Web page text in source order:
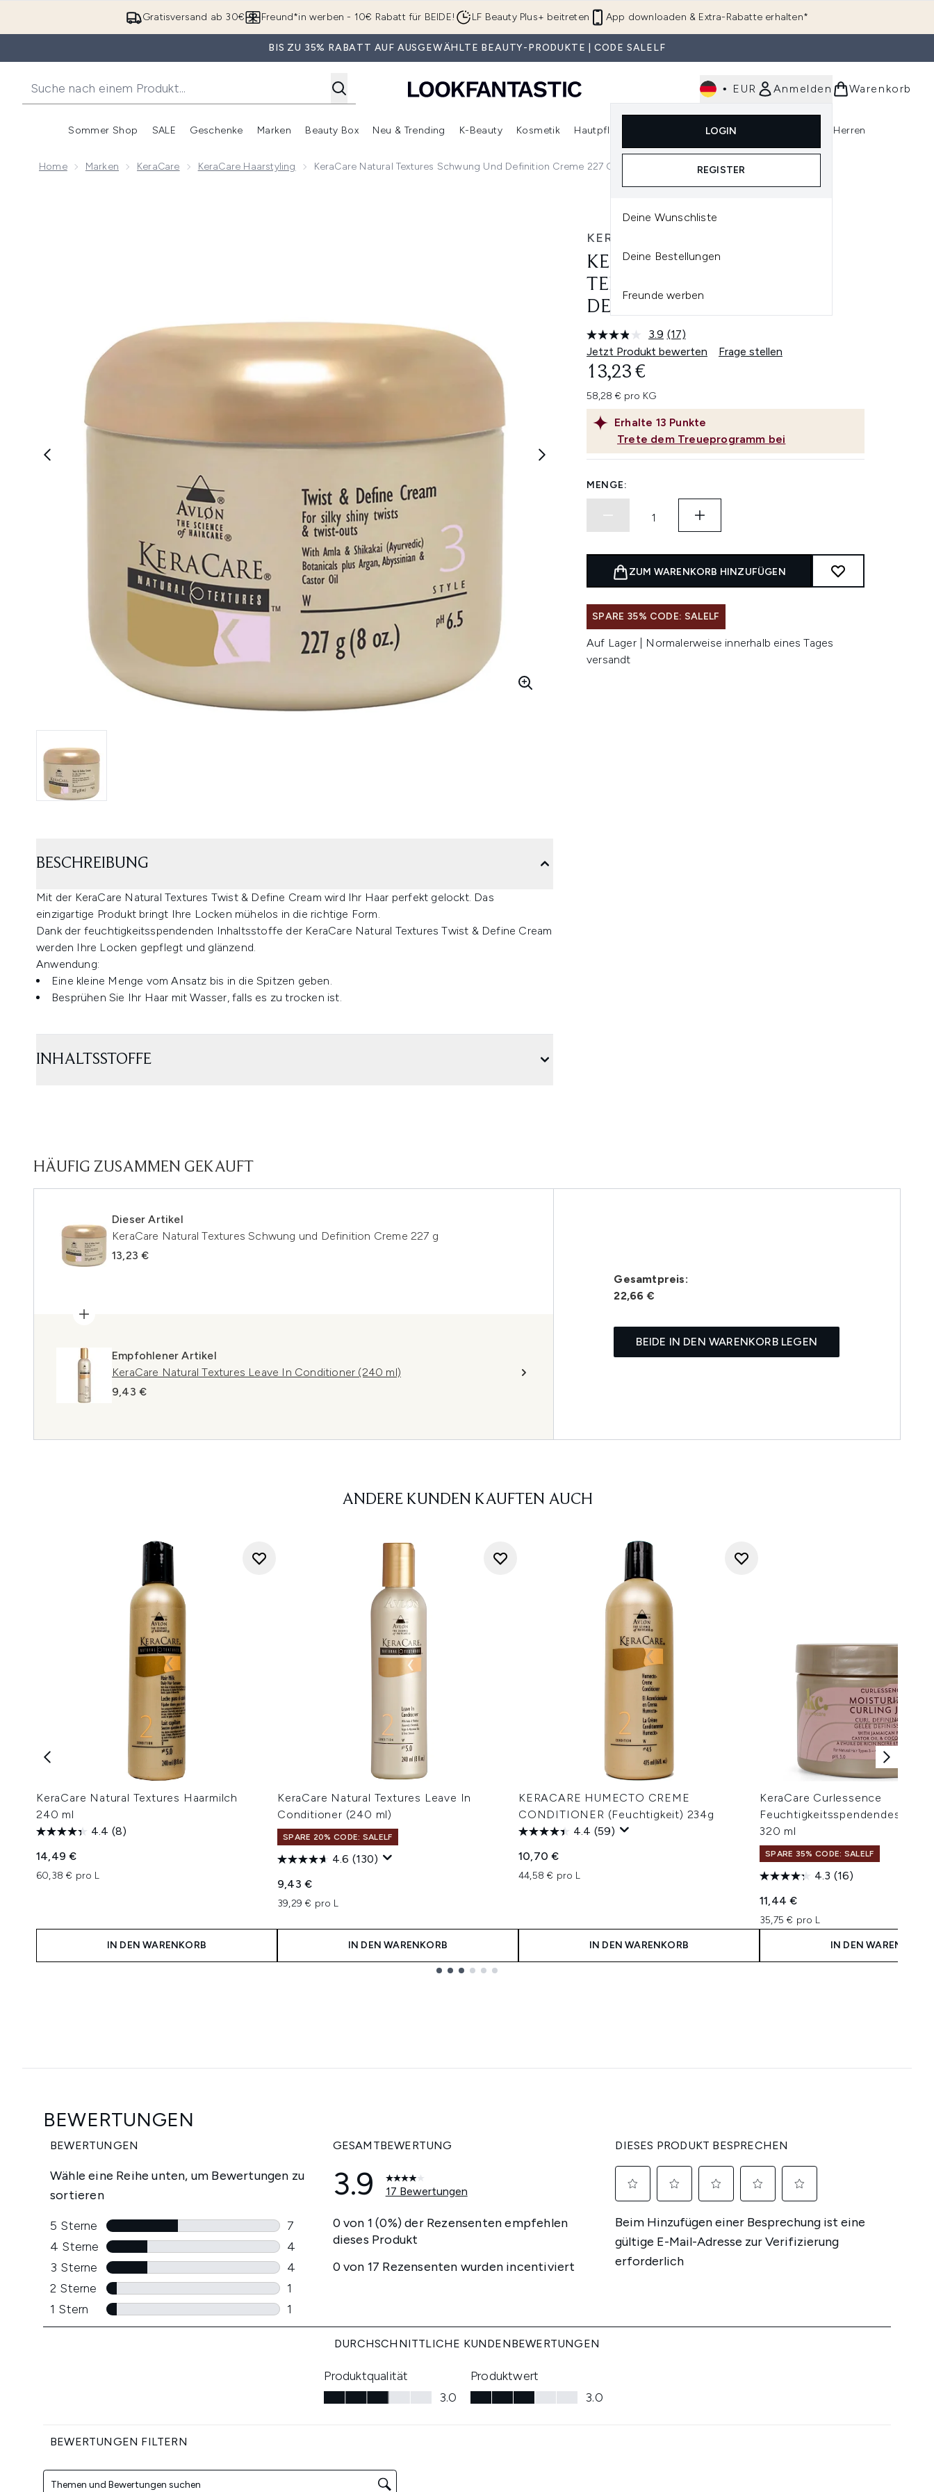
Zum Hauptinhalt springen
Gratisversand ab 30€ App downloaden & Extra-Rabatte erhalten*
Freund*in werben - 10€ Rabatt für BEIDE! LF Beauty Plus+ beitreten
BIS ZU 35% RABATT AUF AUSGEWÄHLTE BEAUTY-PRODUKTE | CODE SALELF
• EUR Anmelden
LOGIN
REGISTER
Deine Wunschliste
Deine Bestellungen
Freunde werben
Warenkorb
Sommer Shop
Untermenü Anmelden (Sommer Shop)
SALE
Untermenü Anmelden (SALE)
Geschenke
Untermenü Anmelden (Geschenke)
Marken
Untermenü Anmelden (Marken)
Beauty Box
Untermenü Anmelden (Beauty Box)
Neu & Trending
Untermenü Anmelden (Neu & Trending)
K-Beauty Kosmetik
Untermenü Anmelden (Kosmetik)
Hautpflege
Untermenü Anmelden (Haarpflege)
Parfum
Untermenü Anmelden (Parfum)
Herren
Home Marken KeraCare KeraCare Haarstyling KeraCare Natural Textures Schwung Und Definition Creme 227 G
KERACARE
KERACARE NATURAL
TEXTURES SCHWUNG UND
DEFINITION CREME 227 G
3.9 17
Bewertungen
Seite.
(17)
Jetzt Produkt bewerten
Frage stellen
Erhalte 13 Punkte
Trete dem Treueprogramm bei
13,23 €
58,28 € pro KG
MENGE:
ZUM WARENKORB HINZUFÜGEN
SPARE 35% CODE: SALELF
Auf Lager | Normalerweise innerhalb eines Tages
versandt
BESCHREIBUNG
Mit der KeraCare Natural Textures Twist & Define Cream wird Ihr Haar perfekt gelockt. Das
einzigartige Produkt bringt Ihre Locken mühelos in die richtige Form.
Dank der feuchtigkeitsspendenden Inhaltsstoffe der KeraCare Natural Textures Twist & Define Cream
werden Ihre Locken gepflegt und glänzend.
Anwendung:
Eine kleine Menge vom Ansatz bis in die Spitzen geben.
Besprühen Sie Ihr Haar mit Wasser, falls es zu trocken ist.
INHALTSSTOFFE
HÄUFIG ZUSAMMEN GEKAUFT
Dieser Artikel
KeraCare Natural Textures Schwung und Definition Creme 227 g
13,23 €
Empfohlener Artikel
KeraCare Natural Textures Leave In Conditioner (240 ml)
9,43 €
Gesamtpreis:
22,66 €
BEIDE IN DEN WARENKORB LEGEN
ANDERE KUNDEN KAUFTEN AUCH
KeraCare Natural Textures Haarmilch
240 ml
4.4 (8)
14,49 €
60,38 € pro L
IN DEN WARENKORB
KeraCare Natural Textures Leave In
Conditioner (240 ml)
SPARE 20% CODE: SALELF
4.6 (130)
9,43 €
39,29 € pro L
IN DEN WARENKORB
KERACARE HUMECTO CREME
CONDITIONER (Feuchtigkeit) 234g
4.4 (59)
10,70 €
44,58 € pro L
IN DEN WARENKORB
KeraCare Curlessence
Feuchtigkeitsspendendes
320 ml
SPARE 35% CODE: SALELF
4.3 (16)
11,44 €
35,75 € pro L
IN DEN WARENKORB